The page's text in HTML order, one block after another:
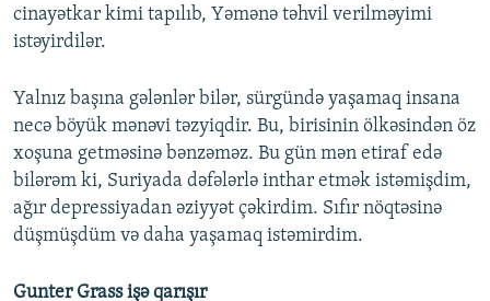
cinayətkar kimi tapılıb, Yəmənə təhvil verilməyimi
istəyirdilər.
Yalnız başına gələnlər bilər, sürgündə yaşamaq insana
necə böyük mənəvi təzyiqdir. Bu, birisinin ölkəsindən öz
xoşuna getməsinə bənzəməz. Bu gün mən etiraf edə
bilərəm ki, Suriyada dəfələrlə inthar etmək istəmişdim,
ağır depressiyadan əziyyət çəkirdim. Sıfır nöqtəsinə
düşmüşdüm və daha yaşamaq istəmirdim.
Gunter Grass işə qarışır